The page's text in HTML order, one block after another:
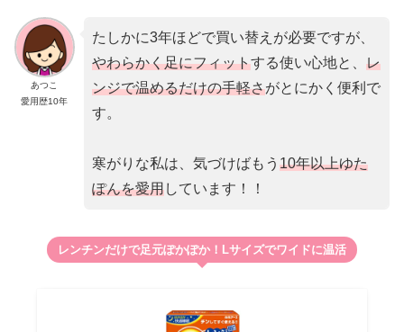
あつこ
愛用歴10年
たしかに3年ほどで買い替えが必要ですが、
やわらかく足にフィットする使い心地と、 レ
ンジで温めるだけの手軽さがとにかく便利で
す。
寒がりな私は、気づけばもう 10年以上ゆた
ぽんを愛用しています！！
レンチンだけで足元ぽかぽか！Lサイズでワイドに温活